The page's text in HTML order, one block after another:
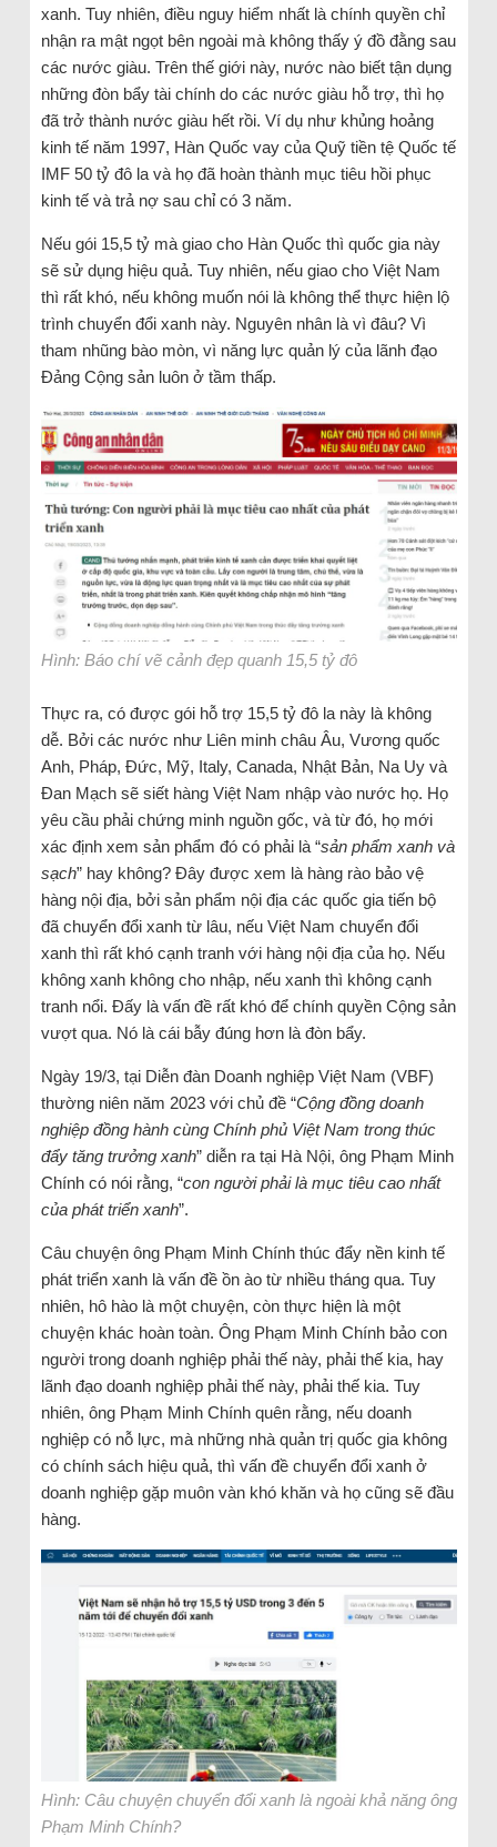
xanh. Tuy nhiên, điều nguy hiểm nhất là chính quyền chỉ
nhận ra mật ngọt bên ngoài mà không thấy ý đồ đằng sau
các nước giàu. Trên thế giới này, nước nào biết tận dụng
những đòn bẩy tài chính do các nước giàu hỗ trợ, thì họ
đã trở thành nước giàu hết rồi. Ví dụ như khủng hoảng
kinh tế năm 1997, Hàn Quốc vay của Quỹ tiền tệ Quốc tế
IMF 50 tỷ đô la và họ đã hoàn thành mục tiêu hồi phục
kinh tế và trả nợ sau chỉ có 3 năm.
Nếu gói 15,5 tỷ mà giao cho Hàn Quốc thì quốc gia này
sẽ sử dụng hiệu quả. Tuy nhiên, nếu giao cho Việt Nam
thì rất khó, nếu không muốn nói là không thể thực hiện lộ
trình chuyển đổi xanh này. Nguyên nhân là vì đâu? Vì
tham nhũng bào mòn, vì năng lực quản lý của lãnh đạo
Đảng Cộng sản luôn ở tầm thấp.
Hình: Báo chí vẽ cảnh đẹp quanh 15,5 tỷ đô
Thực ra, có được gói hỗ trợ 15,5 tỷ đô la này là không
dễ. Bởi các nước như Liên minh châu Âu, Vương quốc
Anh, Pháp, Đức, Mỹ, Italy, Canada, Nhật Bản, Na Uy và
Đan Mạch sẽ siết hàng Việt Nam nhập vào nước họ. Họ
yêu cầu phải chứng minh nguồn gốc, và từ đó, họ mới
xác định xem sản phẩm đó có phải là “sản phẩm xanh và
sạch” hay không? Đây được xem là hàng rào bảo vệ
hàng nội địa, bởi sản phẩm nội địa các quốc gia tiến bộ
đã chuyển đổi xanh từ lâu, nếu Việt Nam chuyển đổi
xanh thì rất khó cạnh tranh với hàng nội địa của họ. Nếu
không xanh không cho nhập, nếu xanh thì không cạnh
tranh nổi. Đấy là vấn đề rất khó để chính quyền Cộng sản
vượt qua. Nó là cái bẫy đúng hơn là đòn bẩy.
Ngày 19/3, tại Diễn đàn Doanh nghiệp Việt Nam (VBF)
thường niên năm 2023 với chủ đề “Cộng đồng doanh
nghiệp đồng hành cùng Chính phủ Việt Nam trong thúc
đẩy tăng trưởng xanh” diễn ra tại Hà Nội, ông Phạm Minh
Chính có nói rằng, “con người phải là mục tiêu cao nhất
của phát triển xanh”.
Câu chuyện ông Phạm Minh Chính thúc đẩy nền kinh tế
phát triển xanh là vấn đề ồn ào từ nhiều tháng qua. Tuy
nhiên, hô hào là một chuyện, còn thực hiện là một
chuyện khác hoàn toàn. Ông Phạm Minh Chính bảo con
người trong doanh nghiệp phải thế này, phải thế kia, hay
lãnh đạo doanh nghiệp phải thế này, phải thế kia. Tuy
nhiên, ông Phạm Minh Chính quên rằng, nếu doanh
nghiệp có nỗ lực, mà những nhà quản trị quốc gia không
có chính sách hiệu quả, thì vấn đề chuyển đổi xanh ở
doanh nghiệp gặp muôn vàn khó khăn và họ cũng sẽ đầu
hàng.
Hình: Câu chuyện chuyển đổi xanh là ngoài khả năng ông
Phạm Minh Chính?